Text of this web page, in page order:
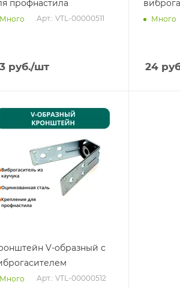
профнастила
Много Арт.: VTL-00000511
руб./шт
Много
24
V-образный с
Много Арт.: VTL-00000512